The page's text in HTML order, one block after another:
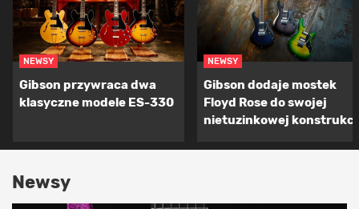
NEWSY
Gibson przywraca dwa
klasyczne modele ES-330
NEWSY
Gibson dodaje mostek
Floyd Rose do swojej
nietuzinkowej
Newsy